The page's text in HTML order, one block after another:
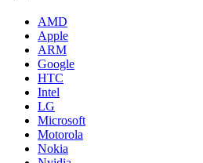
AMD
Apple
ARM
Google
HTC
Intel
LG
Microsoft
Motorola
Nokia